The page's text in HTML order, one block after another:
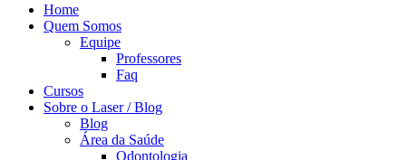
Home
Quem Somos
Equipe
Professores
Faq
Cursos
Sobre o Laser / Blog
Blog
Área da Saúde
Odontologia